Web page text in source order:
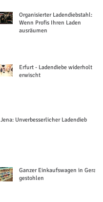
Organisierter Ladendiebstahl:
Wenn Profis Ihren Laden
ausräumen
Erfurt - Ladendiebe widerholt
erwischt
Jena: Unverbesserlicher Ladendieb
Ganzer Einkaufswagen in Gera
gestohlen